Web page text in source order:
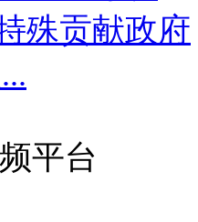
殊贡献政府
平台